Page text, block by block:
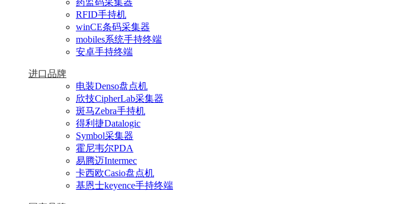
RFID手持机
winCE条码采集器
mobiles系统手持终端
安卓手持终端
进口品牌
电装Denso盘点机
欣技CipherLab采集器
斑马Zebra手持机
得利捷Datalogic
Symbol采集器
霍尼韦尔PDA
易腾迈Intermec
卡西欧Casio盘点机
基恩士keyence手持终端